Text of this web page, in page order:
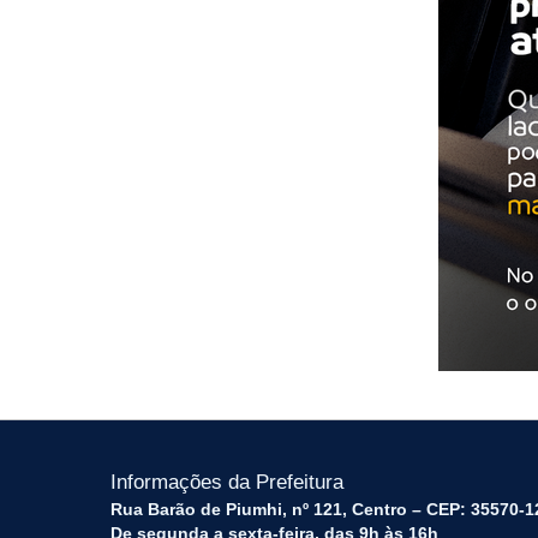
Informações da Prefeitura
Rua Barão de Piumhi, nº 121, Centro – CEP: 35570-
De segunda a sexta-feira, das 9h às 16h